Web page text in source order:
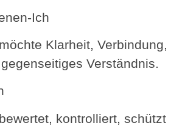
Ich
Klarheit, Verbindung,
Verständnis.
kontrolliert, schützt